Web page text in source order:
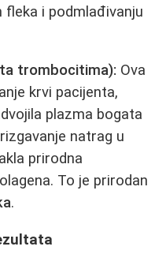
i podmlađivanju
trombocitima): Ova
krvi pacijenta,
plazma bogata
natrag u
prirodna
To je prirodan
.